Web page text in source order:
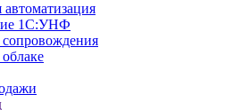
автоматизация
1С:УНФ